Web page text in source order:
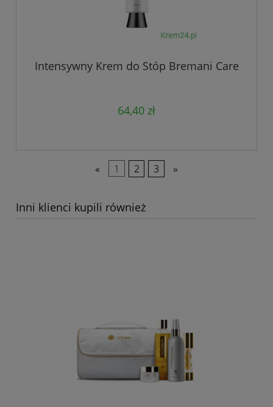
Intensywny Krem do Stóp Bremani Care
64,40 zł
« 1 2 3 »
Inni klienci kupili również